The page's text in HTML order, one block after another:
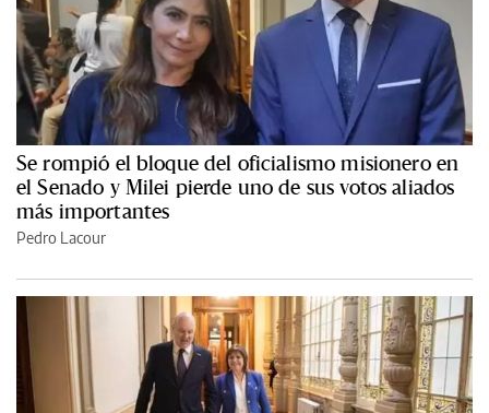
Se rompió el bloque del oficialismo misionero en
el Senado y Milei pierde uno de sus votos aliados
más importantes
Pedro Lacour